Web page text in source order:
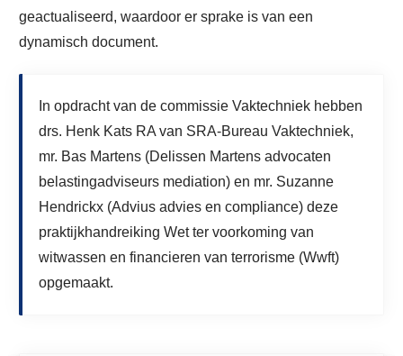
geactualiseerd, waardoor er sprake is van een
dynamisch document.
In opdracht van de commissie Vaktechniek hebben
drs. Henk Kats RA van SRA-Bureau Vaktechniek,
mr. Bas Martens (Delissen Martens advocaten
belastingadviseurs mediation) en mr. Suzanne
Hendrickx (Advius advies en compliance) deze
praktijkhandreiking Wet ter voorkoming van
witwassen en financieren van terrorisme (Wwft)
opgemaakt.